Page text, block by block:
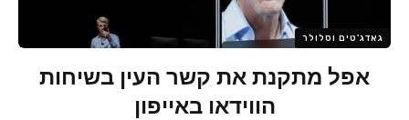
גאדג'טים וסלולר
אפל מתקנת את קשר העין בשיחות
הווידאו באייפון